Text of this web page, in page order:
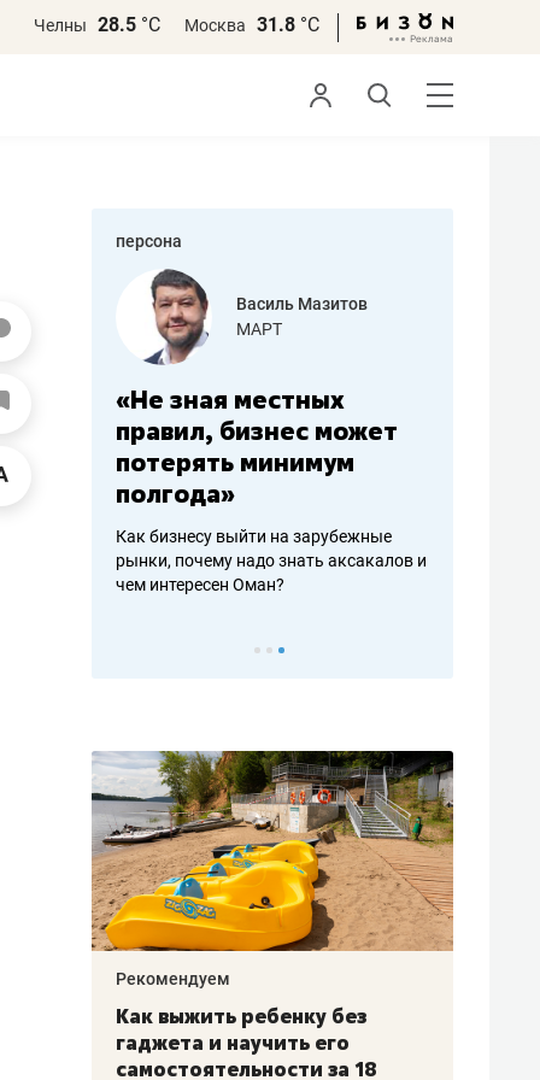
Челны 28.5 °С Москва 31.8 °С
персона
работа
Василь Мазитов
МАРТ
«Не зная местных
правил, бизнес может
потерять минимум
полгода»
Как бизнесу выйти на зарубежные
рынки, почему надо знать аксакалов и
чем интересен Оман?
Рекомендуем
Как выжить ребенку без
гаджета и научить его
самостоятельности за 18